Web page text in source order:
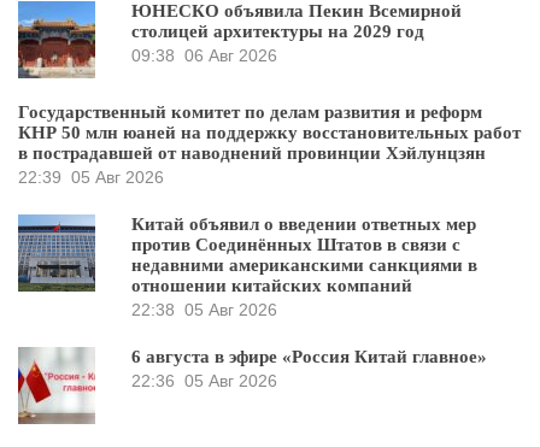
ЮНЕСКО объявила Пекин Всемирной
столицей архитектуры на 2029 год
09:38 06 Авг 2026
Государственный комитет по делам развития и реформ
КНР 50 млн юаней на поддержку восстановительных работ
в пострадавшей от наводнений провинции Хэйлунцзян
22:39 05 Авг 2026
Китай объявил о введении ответных мер
против Соединённых Штатов в связи с
недавними американскими санкциями в
отношении китайских компаний
22:38 05 Авг 2026
6 августа в эфире «Россия Китай главное»
22:36 05 Авг 2026